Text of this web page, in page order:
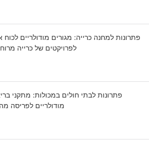
פתרונות למחנה כרייה: מגורים מודולריים לכוח
לפרויקטים של כרייה
פתרונות לבתי חולים במכולות: מתקני
מודולריים לפריסה